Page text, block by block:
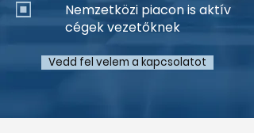
Nemzetközi piacon is aktív
cégek vezetőknek
Vedd fel velem a kapcsolatot